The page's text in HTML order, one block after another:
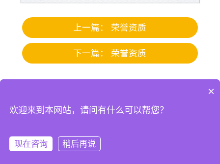
上一篇： 荣誉资质
下一篇： 荣誉资质
地址：青州市黄楼街道东夏洛店村
×
欢迎来到本网站，请问有什么可以帮您？
现在咨询 稍后再说